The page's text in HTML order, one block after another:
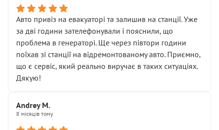
• що біля авто стояти вже не можна
• почали озвучувати купу додаткових робіт без
чіткого пояснення
( ну все зняли та доробили) дякую!
Окремий момент, який виглядає абсурдно:
мені заявили, що бачок гальмівної рідини потрібно
міняти разом із головним гальмівним циліндром у
Для людини, яка хоча б трохи розуміється на техніці,
це звучить як мінімум непрофесійно, а як максимум —
спроба продати дорогий вузол замість елементарних
Авто привіз на евакуаторі та залишив на станції. Уже
за дві години зателефонували і пояснили, що
проблема в генераторі. Ще через півтори години
поїхав зі станції на відремонтованому авто. Приємно,
що є сервіс, який реально виручає в таких ситуаціях.
Дякую!
Andrey M.
8 місяців тому